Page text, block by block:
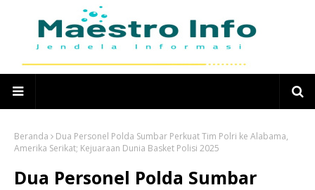
Beranda
Dua Personel Polda Sumbar Perkuat Tim Polri ke Alabama,
Amerika Serikat; Kejuaraan Dunia Basket Polisi 2025
Dua Personel Polda Sumbar